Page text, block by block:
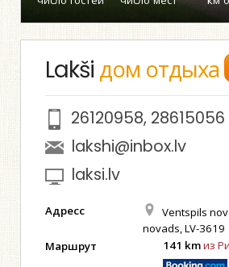
Lakši дом отдыха
26120958, 28615056
lakshi@inbox.lv
laksi.lv
Адресс
Ventspils
novads, LV-3619
Маршрут 141 kmиз